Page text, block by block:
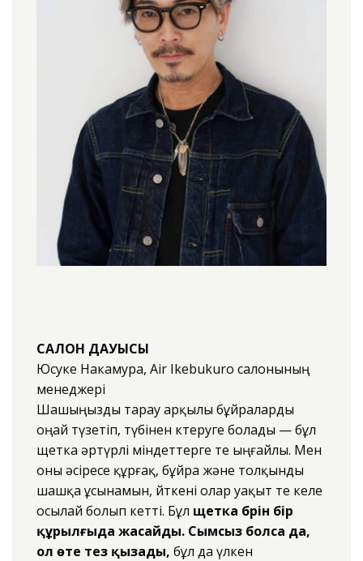
САЛОН ДАУЫСЫ
Юсуке Накамура, Air Ikebukuro салонының
менеджері
Шашыңызды тарау арқылы бұйраларды
оңай түзетіп, түбінен көтеруге болады — бұл
щетка әртүрлі міндеттерге өте ыңғайлы. Мен
оны әсіресе құрғақ, бұйра және толқынды
шашқа ұсынамын, өйткені олар уақыт өте келе
осылай болып кетті. Бұл щетка бәрін бір
құрылғыда жасайды. Сымсыз болса да,
ол өте тез қызады, бұл да үлкен